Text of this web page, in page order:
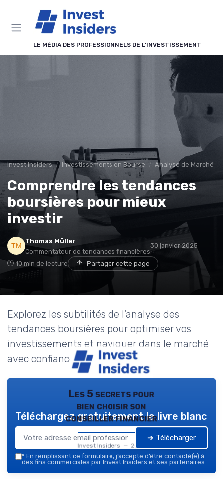
LE MÉDIA DES PROFESSIONNELS DE L'INVESTISSEMENT
Invest Insiders Investissements en Bourse Analyse de Marché
Comprendre les tendances
boursières pour mieux
investir
Thomas Müller
Commentateur de tendances financières
30 janvier 2025
10 min de lecture Partager cette page
Explorez les subtilités de l'analyse des
tendances boursières pour optimiser vos
investissements et naviguer dans le marché
avec confiance.
Les 5 secrets pour
bien choisir son
conseiller financier
Invest Insiders — 2026
Téléchargez gratuitement le livre blanc
➔ Télécharger
* En remplissant ce formulaire, j’accepte d’être contacté(e) à
des fins commerciales par Invest Insiders et ses partenaires.